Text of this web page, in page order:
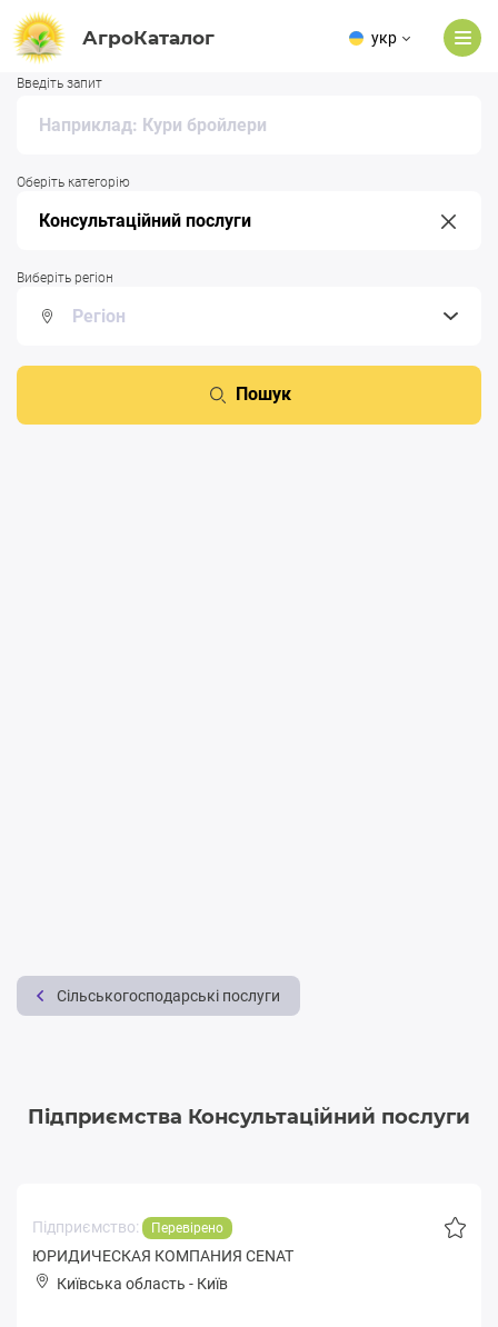
АгроКаталог укр
Введіть запит
Оберіть категорію
Виберіть регіон
Пошук
Сільськогосподарські послуги
Підприємства Консультаційний послуги
Підприємство: Перевірено
ЮРИДИЧЕСКАЯ КОМПАНИЯ CENAT
Київська область - Київ